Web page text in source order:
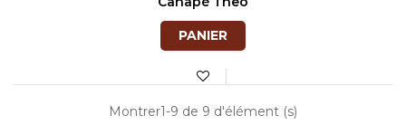
PANIER
Montrer1-9 de 9 d'élément (s)